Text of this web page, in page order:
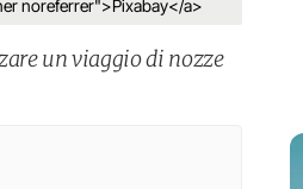
noreferrer">Pixabay</a>
un viaggio di nozze